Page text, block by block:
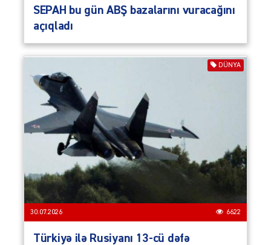
SEPAH bu gün ABŞ bazalarını vuracağını
açıqladı
DÜNYA
30.07.2026 6622
Türkiyə ilə Rusiyanı 13-cü dəfə